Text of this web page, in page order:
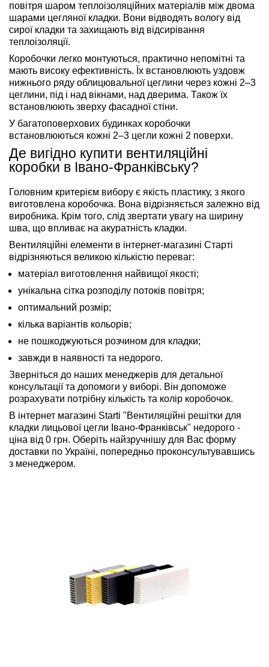
повітря шаром теплоізоляційних матеріалів між двома
шарами цегляної кладки. Вони відводять вологу від
сирої кладки та захищають від відсирівання
теплоізоляції.
Коробочки легко монтуються, практично непомітні та
мають високу ефективність. Їх встановлюють уздовж
нижнього ряду облицювальної цеглини через кожні 2–3
цеглини, під і над вікнами, над дверима. Також їх
встановлюють зверху фасадної стіни.
У багатоповерхових будинках коробочки
встановлюються кожні 2–3 цегли кожні 2 поверхи.
Де вигідно купити вентиляційні
коробки в Івано-Франківську?
Головним критерієм вибору є якість пластику, з якого
виготовлена коробочка. Вона відрізняється залежно від
виробника. Крім того, слід звертати увагу на ширину
шва, що впливає на акуратність кладки.
Вентиляційні елементи в інтернет-магазині Старті
відрізняються великою кількістю переваг:
матеріал виготовлення найвищої якості;
унікальна сітка розподілу потоків повітря;
оптимальний розмір;
кілька варіантів кольорів;
не пошкоджуються розчином для кладки;
завжди в наявності та недорого.
Зверніться до наших менеджерів для детальної
консультації та допомоги у виборі. Він допоможе
розрахувати потрібну кількість та колір коробочок.
В інтернет магазині Starti "Вентиляційні решітки для
кладки лицьової цегли Івано-Франківськ" недорого -
ціна від 0 грн. Оберіть найзручнішу для Вас форму
доставки по Україні, попередньо проконсультувавшись
з менеджером.